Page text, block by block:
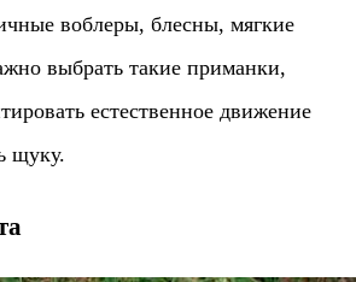
воблеры, блесны, мягкие
выбрать такие приманки,
естественное движение
щуку.